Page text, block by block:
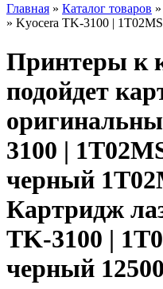
Главная » Каталог товаров »
» Kyocera TK-3100 |
Принтеры к
подойдет
3100 |
черный
Картридж
TK-3100 |
черный